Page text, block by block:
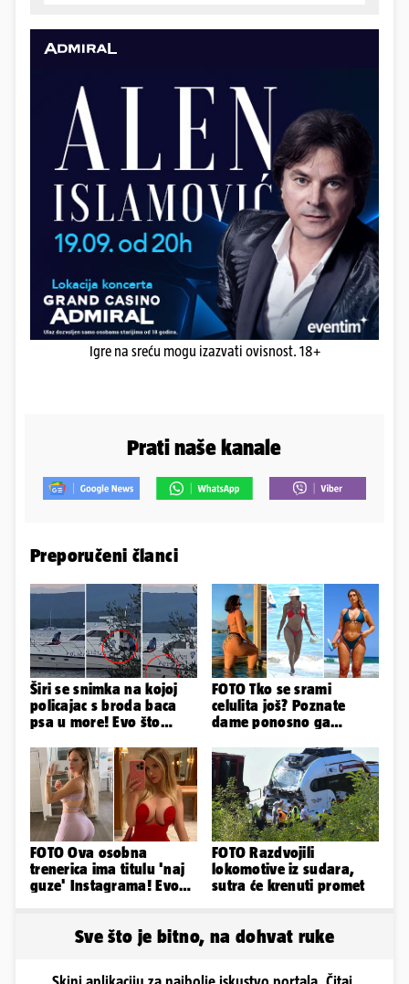
Igre na sreću mogu izazvati ovisnost. 18+
Prati naše kanale
Preporučeni članci
Širi se snimka na kojoj
policajac s broda baca
psa u more! Evo što
pustili'
FOTO Tko se srami
celulita još? Poznate
dame ponosno ga
obline
FOTO Ova osobna
trenerica ima titulu 'naj
guze' Instagrama! Evo
FOTO Razdvojili
lokomotive iz sudara,
sutra će krenuti promet
Sve što je bitno, na dohvat ruke